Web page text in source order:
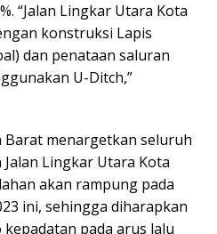
“Jalan Lingkar Utara Kota
konstruksi Lapis
dan penataan saluran
U-Ditch,”
menargetkan seluruh
Lingkar Utara Kota
akan rampung pada
ini, sehingga diharapkan
pada arus lalu